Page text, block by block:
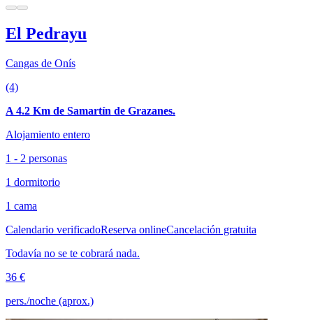
El Pedrayu
Cangas de Onís
(4)
A 4.2 Km de Samartín de Grazanes.
Alojamiento entero
1 - 2 personas
1 dormitorio
1 cama
Calendario verificadoReserva onlineCancelación gratuita
Todavía no se te cobrará nada.
36 €
pers./noche (aprox.)